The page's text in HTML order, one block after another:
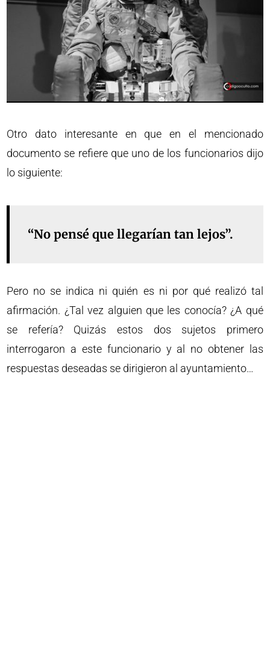
Otro dato interesante en que en el mencionado
documento se refiere que uno de los funcionarios dijo
lo siguiente:
“No pensé que llegarían tan lejos”.
Pero no se indica ni quién es ni por qué realizó tal
afirmación. ¿Tal vez alguien que les conocía? ¿A qué
se refería? Quizás estos dos sujetos primero
interrogaron a este funcionario y al no obtener las
respuestas deseadas se dirigieron al ayuntamiento…